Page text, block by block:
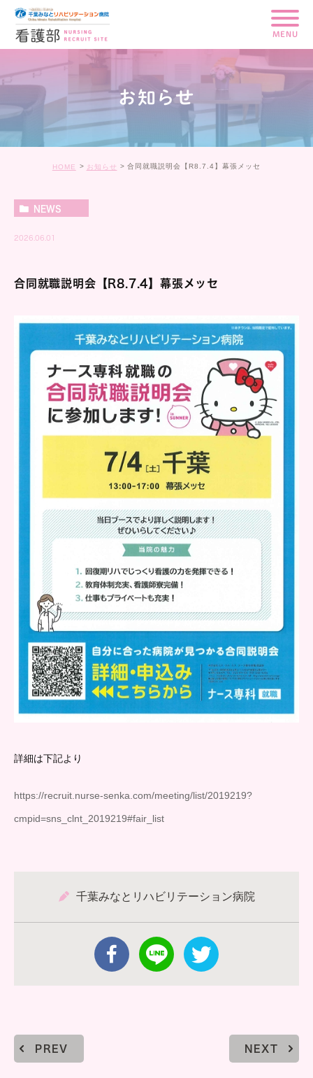
MENU
お知らせ
HOME お知らせ 合同就職説明会【R8.7.4】幕張メッセ
NEWS
2026.06.01
合同就職説明会【R8.7.4】幕張メッセ
詳細は下記より
https://recruit.nurse-senka.com/meeting/list/2019219?
cmpid=sns_clnt_2019219#fair_list
千葉みなとリハビリテーション病院
PREV NEXT